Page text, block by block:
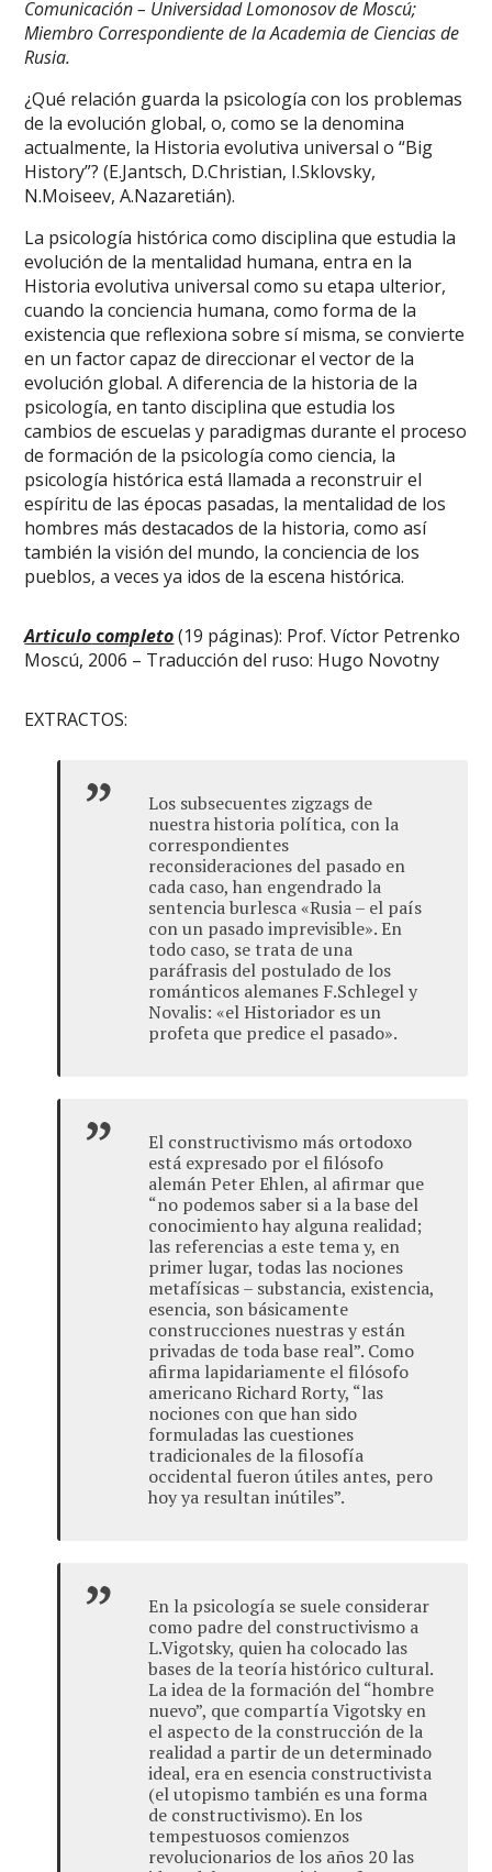
Comunicación – Universidad Lomonosov de Moscú;
Miembro Correspondiente de la Academia de Ciencias de
Rusia.
¿Qué relación guarda la psicología con los problemas
de la evolución global, o, como se la denomina
actualmente, la Historia evolutiva universal o “Big
History”? (E.Jantsch, D.Christian, I.Sklovsky,
N.Moiseev, A.Nazaretián).
La psicología histórica como disciplina que estudia la
evolución de la mentalidad humana, entra en la
Historia evolutiva universal como su etapa ulterior,
cuando la conciencia humana, como forma de la
existencia que reflexiona sobre sí misma, se convierte
en un factor capaz de direccionar el vector de la
evolución global. A diferencia de la historia de la
psicología, en tanto disciplina que estudia los
cambios de escuelas y paradigmas durante el proceso
de formación de la psicología como ciencia, la
psicología histórica está llamada a reconstruir el
espíritu de las épocas pasadas, la mentalidad de los
hombres más destacados de la historia, como así
también la visión del mundo, la conciencia de los
pueblos, a veces ya idos de la escena histórica.
Articulo completo (19 páginas): Prof. Víctor Petrenko
Moscú, 2006 – Traducción del ruso: Hugo Novotny
EXTRACTOS:
Los subsecuentes zigzags de
nuestra historia política, con la
correspondientes
reconsideraciones del pasado en
cada caso, han engendrado la
sentencia burlesca «Rusia – el país
con un pasado imprevisible». En
todo caso, se trata de una
paráfrasis del postulado de los
románticos alemanes F.Schlegel y
Novalis: «el Historiador es un
profeta que predice el pasado».
El constructivismo más ortodoxo
está expresado por el filósofo
alemán Peter Ehlen, al afirmar que
“no podemos saber si a la base del
conocimiento hay alguna realidad;
las referencias a este tema y, en
primer lugar, todas las nociones
metafísicas – substancia, existencia,
esencia, son básicamente
construcciones nuestras y están
privadas de toda base real”. Como
afirma lapidariamente el filósofo
americano Richard Rorty, “las
nociones con que han sido
formuladas las cuestiones
tradicionales de la filosofía
occidental fueron útiles antes, pero
hoy ya resultan inútiles”.
En la psicología se suele considerar
como padre del constructivismo a
L.Vigotsky, quien ha colocado las
bases de la teoría histórico cultural.
La idea de la formación del “hombre
nuevo”, que compartía Vigotsky en
el aspecto de la construcción de la
realidad a partir de un determinado
ideal, era en esencia constructivista
(el utopismo también es una forma
de constructivismo). En los
tempestuosos comienzos
revolucionarios de los años 20 las